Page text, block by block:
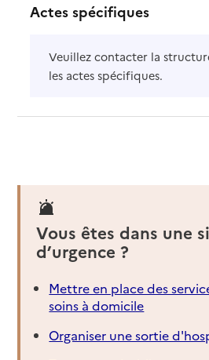
Actes spécifiques
Veuillez contacter la
les actes spécifiques.
Vous êtes dans une
d’urgence ?
Mettre en place des
soins à domicile
Organiser une sortie